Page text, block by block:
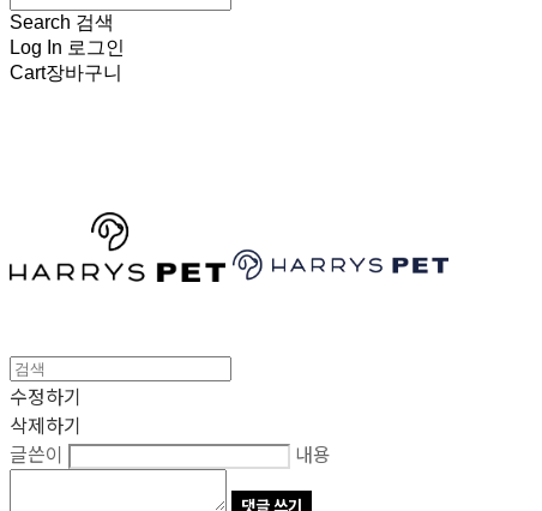
Search 검색
Log In 로그인
Cart장바구니
수정하기
삭제하기
글쓴이
내용
댓글 쓰기